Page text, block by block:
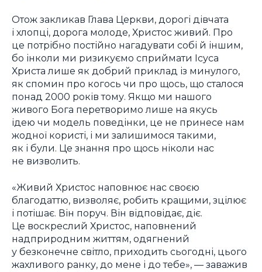
Отож закликав Глава Церкви, дорогі дівчата
і хлопці, дорога молоде, Христос живий. Про
це потрібно постійно нагадувати собі й іншим,
бо інколи ми ризикуємо сприймати Ісуса
Христа лише як добрий приклад із минулого,
як спомин про когось чи про щось, що сталося
понад 2000 років тому. Якщо ми нашого
живого Бога перетворимо лише на якусь
ідею чи модель поведінки, це не принесе нам
жодної користі, і ми залишимося такими,
як і були. Це знання про щось ніколи нас
не визволить.
«Живий Христос наповнює нас своєю
благодаттю, визволяє, робить кращими, зцілює
і потішає. Він поруч. Він відповідає, діє.
Це воскреслий Христос, наповнений
надприродним життям, одягнений
у безконечне світло, приходить сьогодні, цього
жахливого ранку, до мене і до тебе», — заважив